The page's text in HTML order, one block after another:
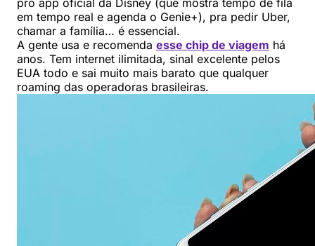
em tempo real e agenda o Genie+), pra pedir Uber,
chamar a família… é essencial.
A gente usa e recomenda esse chip de viagem há
anos. Tem internet ilimitada, sinal excelente pelos
EUA todo e sai muito mais barato que qualquer
roaming das operadoras brasileiras.